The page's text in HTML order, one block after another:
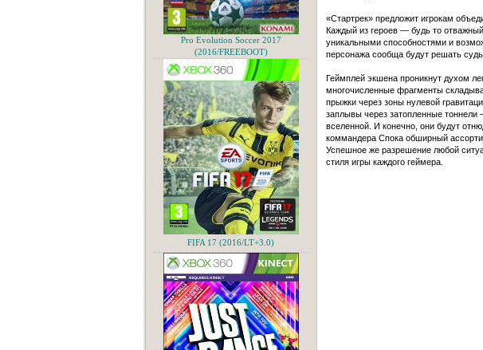
«Стартрек» предложит игрокам
Каждый из героев — будь то
уникальными способностями и
персонажа сообща будут решать
Геймплей экшена проникнут духом
многочисленные фрагменты
прыжки через зоны нулевой
заплывы через затопленные тоннели
вселенной. И конечно, они будут
коммандера Спока обширный
Успешное же разрешение любой
стиля игры каждого геймера.
Pro Evolution Soccer 2017
(2016/FREEBOOT)
FIFA 17 (2016/LT+3.0)